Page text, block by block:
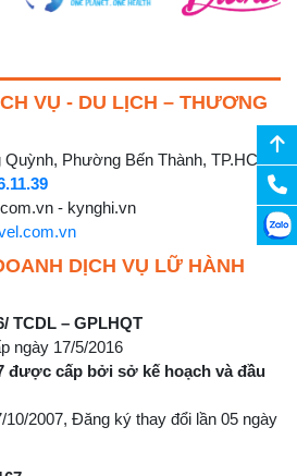
VỤ - DU LỊCH – THƯƠNG
Quỳnh, Phường Bến Thành, TP.HCM
- kynghi.vn
DỊCH VỤ LỮ HÀNH
TCDL – GPLHQT
ngày 17/5/2016
được cấp bởi sở kế hoạch và đầu
2007, Đăng ký thay đổi lần 05 ngày